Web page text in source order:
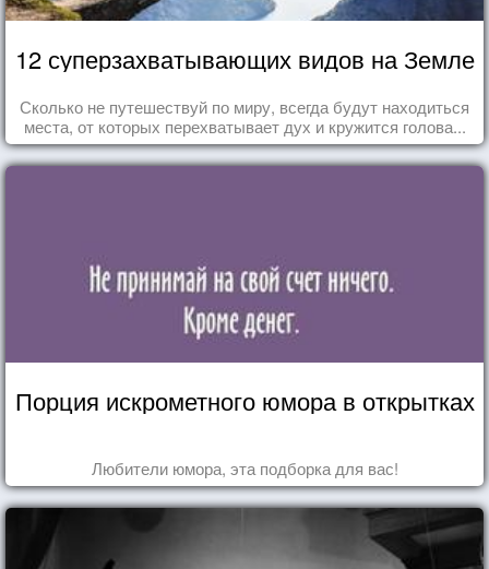
12 суперзахватывающих видов на Земле
Сколько не путешествуй по миру, всегда будут находиться
места, от которых перехватывает дух и кружится голова...
Порция искрометного юмора в открытках
Любители юмора, эта подборка для вас!